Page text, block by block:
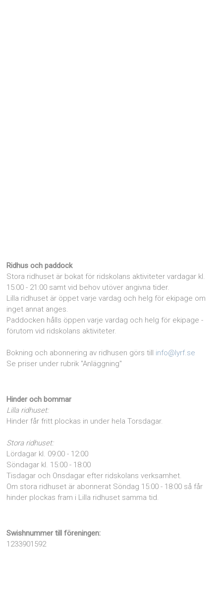
Ridhus och paddock
Stora ridhuset är bokat för ridskolans aktiviteter vardagar kl.
15:00 - 21:00 samt vid behov utöver angivna tider.
Lilla ridhuset är öppet varje vardag och helg för ekipage om
inget annat anges.
Paddocken hålls öppen varje vardag och helg för ekipage -
förutom vid ridskolans aktiviteter.
Bokning och abonnering av ridhusen görs till info@lyrf.se
Se priser under rubrik "Anläggning"
Hinder och bommar
Lilla ridhuset:
Hinder får fritt plockas in under hela Torsdagar.
Stora ridhuset:
Lördagar kl. 09:00 - 12:00
Söndagar kl. 15:00 - 18:00
Tisdagar och Onsdagar efter ridskolans verksamhet.
Om stora ridhuset är abonnerat Söndag 15:00 - 18:00 så får
hinder plockas fram i Lilla ridhuset samma tid.
Swishnummer till föreningen:
1233901592